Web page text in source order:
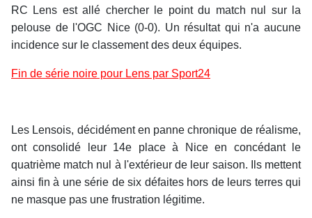
RC Lens est allé chercher le point du match nul sur la
pelouse de l'OGC Nice (0-0). Un résultat qui n'a aucune
incidence sur le classement des deux équipes.
Fin de série noire pour Lens par Sport24
Les Lensois, décidément en panne chronique de réalisme,
ont consolidé leur 14e place à Nice en concédant le
quatrième match nul à l'extérieur de leur saison. Ils mettent
ainsi fin à une série de six défaites hors de leurs terres qui
ne masque pas une frustration légitime.